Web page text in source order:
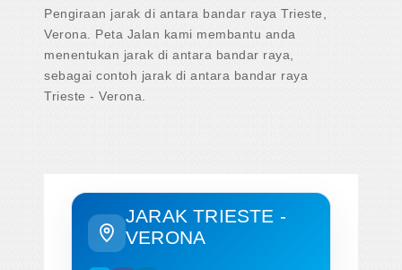
Pengiraan jarak di antara bandar raya Trieste,
Verona. Peta Jalan kami membantu anda
menentukan jarak di antara bandar raya,
sebagai contoh jarak di antara bandar raya
Trieste - Verona.
JARAK TRIESTE -
VERONA